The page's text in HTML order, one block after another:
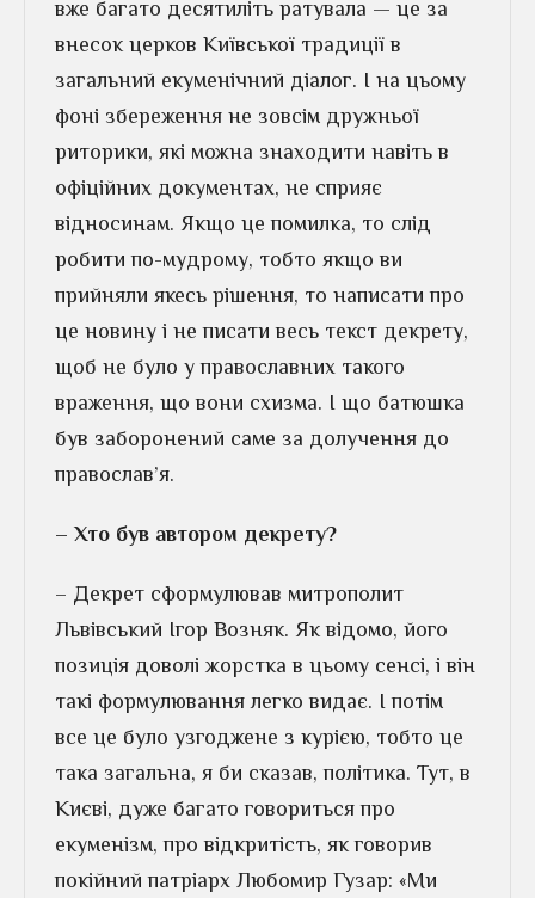
вже багато десятиліть ратувала — це за
внесок церков Київської традиції в
загальний екуменічний діалог. І на цьому
фоні збереження не зовсім дружньої
риторики, які можна знаходити навіть в
офіційних документах, не сприяє
відносинам. Якщо це помилка, то слід
робити по-мудрому, тобто якщо ви
прийняли якесь рішення, то написати про
це новину і не писати весь текст декрету,
щоб не було у православних такого
враження, що вони схизма. І що батюшка
був заборонений саме за долучення до
православ’я.
– Хто був автором декрету?
– Декрет сформулював митрополит
Львівський Ігор Возняк. Як відомо, його
позиція доволі жорстка в цьому сенсі, і він
такі формулювання легко видає. І потім
все це було узгоджене з курією, тобто це
така загальна, я би сказав, політика. Тут, в
Києві, дуже багато говориться про
екуменізм, про відкритість, як говорив
покійний патріарх Любомир Гузар: «Ми